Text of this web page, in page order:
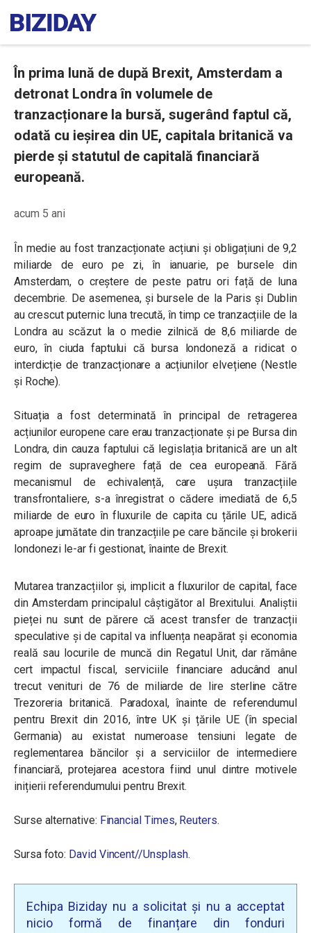
În prima lună de după Brexit, Amsterdam a
detronat Londra în volumele de
tranzacționare la bursă, sugerând faptul că,
odată cu ieșirea din UE, capitala britanică va
pierde și statutul de capitală financiară
europeană.
acum 5 ani
În medie au fost tranzacționate acțiuni și obligațiuni de 9,2
miliarde de euro pe zi, în ianuarie, pe bursele din
Amsterdam, o creștere de peste patru ori față de luna
decembrie. De asemenea, și bursele de la Paris și Dublin
au crescut puternic luna trecută, în timp ce tranzacțiile de la
Londra au scăzut la o medie zilnică de 8,6 miliarde de
euro, în ciuda faptului că bursa londoneză a ridicat o
interdicție de tranzacționare a acțiunilor elvețiene (Nestle
și Roche).
Situația a fost determinată în principal de retragerea
acțiunilor europene care erau tranzacționate și pe Bursa din
Londra, din cauza faptului că legislația britanică are un alt
regim de supraveghere față de cea europeană. Fără
mecanismul de echivalență, care ușura tranzacțiile
transfrontaliere, s-a înregistrat o cădere imediată de 6,5
miliarde de euro în fluxurile de capita cu țările UE, adică
aproape jumătate din tranzacțiile pe care băncile și brokerii
londonezi le-ar fi gestionat, înainte de Brexit.
Mutarea tranzacțiilor și, implicit a fluxurilor de capital, face
din Amsterdam principalul câștigător al Brexitului. Analiștii
pieței nu sunt de părere că acest transfer de tranzacții
speculative și de capital va influența neapărat și economia
reală sau locurile de muncă din Regatul Unit, dar rămâne
cert impactul fiscal, serviciile financiare aducând anul
trecut venituri de 76 de miliarde de lire sterline către
Trezoreria britanică. Paradoxal, înainte de referendumul
pentru Brexit din 2016, între UK și țările UE (în special
Germania) au existat numeroase tensiuni legate de
reglementarea băncilor și a serviciilor de intermediere
financiară, protejarea acestora fiind unul dintre motivele
inițierii referendumului pentru Brexit.
Surse alternative: Financial Times, Reuters.
Sursa foto: David Vincent//Unsplash.
Echipa Biziday nu a solicitat și nu a acceptat
nicio formă de finanțare din fonduri